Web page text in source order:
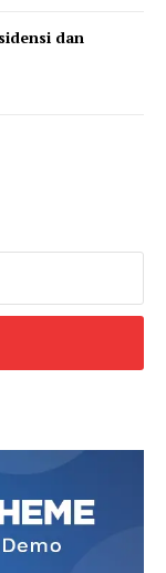
dan